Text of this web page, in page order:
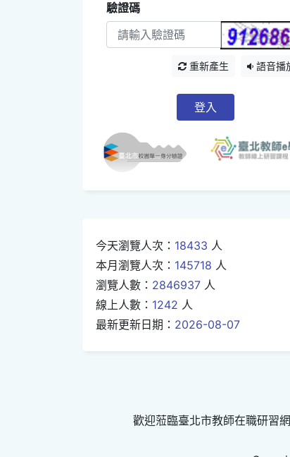
驗證碼
重新產生 語音播
登入
今天瀏覽人次： 18433 人
本月瀏覽人次： 145718 人
瀏覽人數： 2846937 人
線上人數： 1242 人
最新更新日期： 2026-08-07
歡迎蒞臨臺北市教師在職研